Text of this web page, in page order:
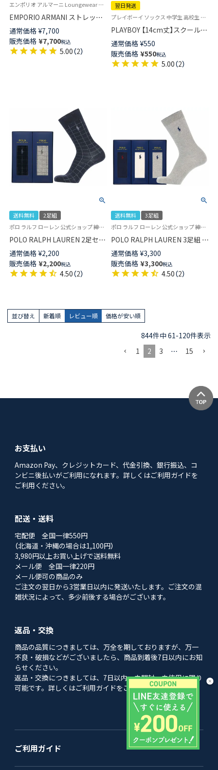
エンポリオ アルマーニ Loungewear アンダーシャツ 公式オンラインショップ
EMPORIO ARMANI ストレッチ
コットン クルーネック 半袖 Tシ
ャツ EUサイズ メンズ
54047295
通常価格 ¥7,700
販売価格 ¥7,700税込
5.00（2）
翌日発送
プレイボーイ ソックス 中学生 高校生 学校 制服 靴下 旧03737350
PLAYBOY 【14cm丈】スクールソ
ックス ワンポイント 片面刺繍
入り リブ レディース 【365日最
短翌日発送】03737750
通常価格 ¥550
販売価格 ¥550税込
5.00（2）
送料無料
2足組
ポロ ラルフ ローレン 公式ショップ 紳士 贈答用 靴下
POLO RALPH LAUREN 2足セッ
ト 箱入り ギフトセット 日本製
綿混 ワンポイント刺繍 格子柄
クルー丈 メンズ ソックス
02092178 ( PLC-20C ) giftset
通常価格 ¥2,200
販売価格 ¥2,200税込
4.50（2）
送料無料
3足組
ポロ ラルフ ローレン 公式ショップ 紳士 贈答用 靴下
POLO RALPH LAUREN 3足組 ギ
フトセット 綿混 ワンポイント
刺繍 無地リブ クルー丈 カジュ
アル ソックス メンズ 02092177
( PLC-30 ) giftset
通常価格 ¥3,300
販売価格 ¥3,300税込
4.50（2）
並び替え 新着順 レビュー順 価格が安い順
844件中61-120件表示
1
2 3 … 15
お支払い
Amazon Pay、クレジットカード、代金引換、銀行振込、コ
ンビニ後払いがご利用になれます。詳しくはご利用ガイドを
ご利用ください。
配送・送料
宅配便 全国一律550円
（北海道・沖縄の場合は1,100円）
3,980円以上お買い上げで送料無料
メール便 全国一律220円
メール便可の商品のみ
ご注文の翌日から3営業日以内に発送いたします。ご注文の混
雑状況によって、多少前後する場合がございます。
返品・交換
商品の品質につきましては、万全を期しておりますが、万一
不良・破損などがございましたら、商品到着後7日以内にお知
らせください。
返品・交換につきましては、7日以内、未開封・未使用に限り
可能です。詳しくはご利用ガイドをご利用ください。
ご利用ガイド